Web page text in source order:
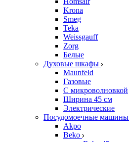
Krona
Smeg
Teka
Weissgauff
Zorg
Белые
Духовые шкафы
Maunfeld
Газовые
С микроволновкой
Ширина 45 см
Электрические
Посудомоечные машины
Akpo
Beko